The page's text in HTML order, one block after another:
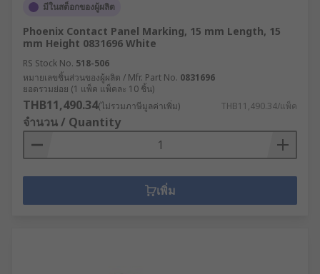
มีในสต็อกของผู้ผลิต
Phoenix Contact Panel Marking, 15 mm Length, 15
mm Height 0831696 White
RS Stock No. 518-506
หมายเลขชิ้นส่วนของผู้ผลิต / Mfr. Part No. 0831696
ยอดรวมย่อย (1 แพ็ค แพ็คละ 10 ชิ้น)
THB11,490.34(ไม่รวมภาษีมูลค่าเพิ่ม) THB11,490.34/แพ็ค
จำนวน / Quantity
เพิ่ม